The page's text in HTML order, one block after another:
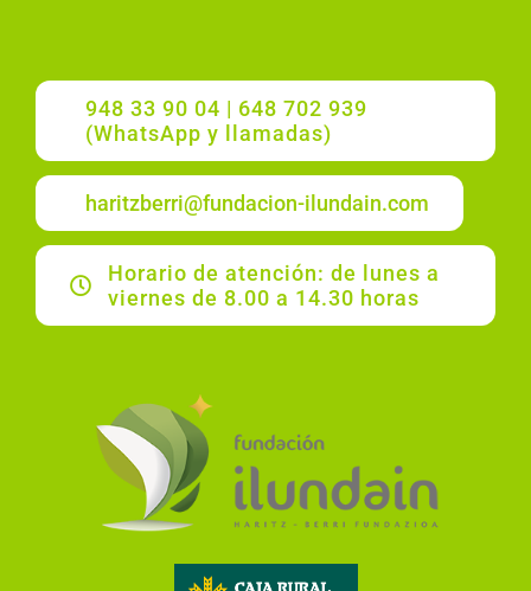
948 33 90 04 | 648 702 939
(WhatsApp y llamadas)
haritzberri@fundacion-ilundain.com
Horario de atención: de lunes a
viernes de 8.00 a 14.30 horas